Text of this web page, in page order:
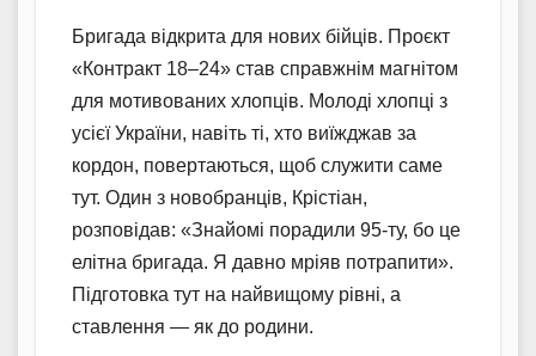
Бригада відкрита для нових бійців. Проєкт
«Контракт 18–24» став справжнім магнітом
для мотивованих хлопців. Молоді хлопці з
усієї України, навіть ті, хто виїжджав за
кордон, повертаються, щоб служити саме
тут. Один з новобранців, Крістіан,
розповідав: «Знайомі порадили 95-ту, бо це
елітна бригада. Я давно мріяв потрапити».
Підготовка тут на найвищому рівні, а
ставлення — як до родини.